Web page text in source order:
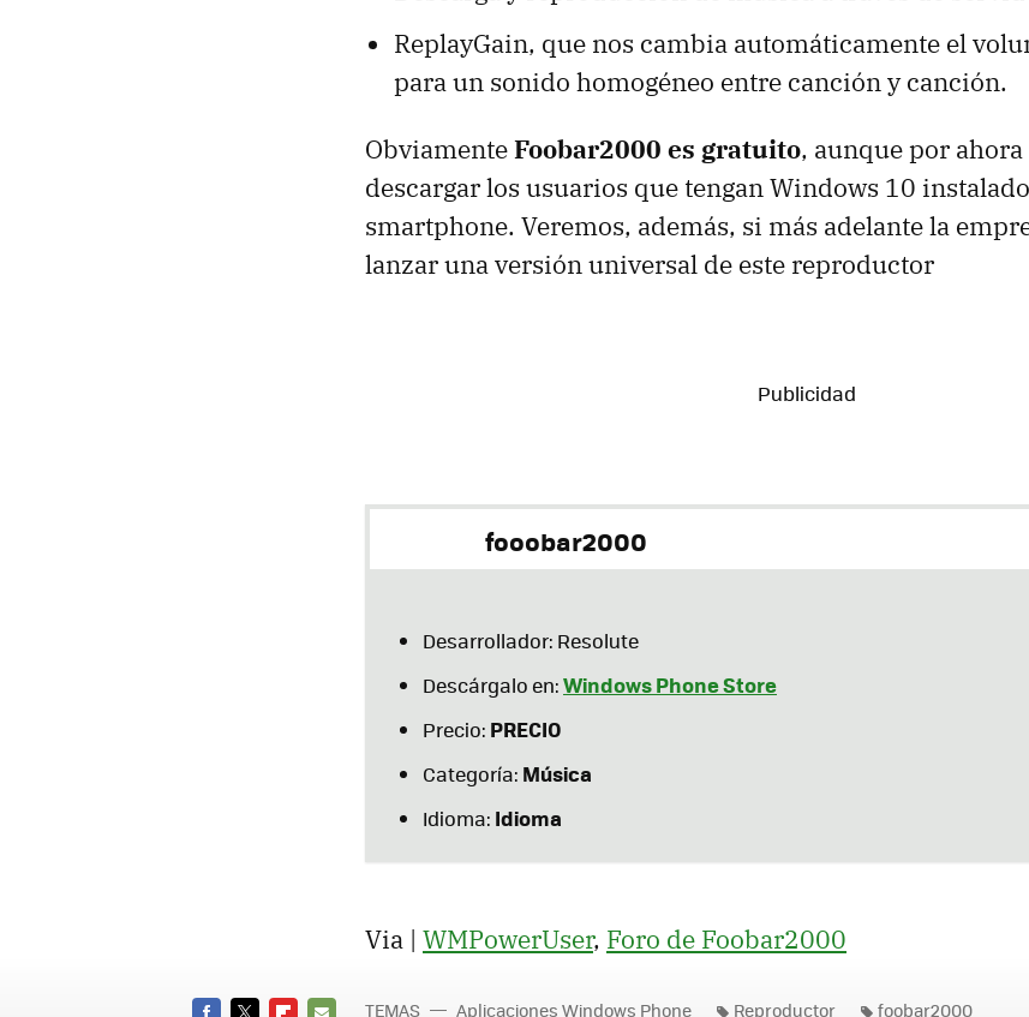
ReplayGain, que nos cambia automáticamente el
para un sonido homogéneo entre canción y canción.
ObviamenteFoobar2000 es gratuito, aunque por
descargar los usuarios que tengan Windows 10
smartphone. Veremos, además, si más adelante la
lanzar una versión universal de este reproductor
fooobar2000
Desarrollador: Resolute
Descárgalo en:Windows Phone Store
Precio: PRECIO
Categoría: Música
Idioma: Idioma
Via | WMPowerUser, Foro de Foobar2000
TEMAS Aplicaciones Windows Phone Reproductor foobar2000